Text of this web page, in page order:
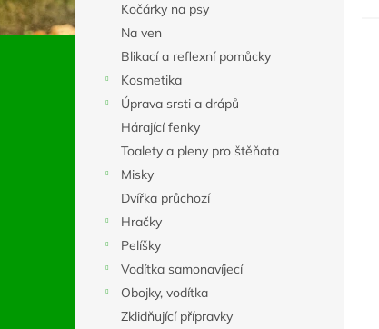
Kočárky na psy
Na ven
Blikací a reflexní pomůcky
Kosmetika
Úprava srsti a drápů
Hárající fenky
Toalety a pleny pro štěňata
Misky
Dvířka průchozí
Hračky
Pelíšky
Vodítka samonavíjecí
Obojky, vodítka
Zklidňující přípravky